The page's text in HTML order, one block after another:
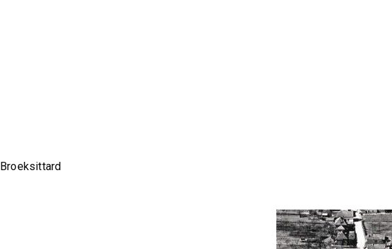
Broeksittard